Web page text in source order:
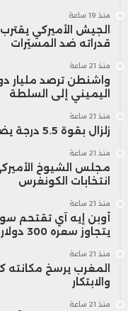
منذ 19 ساعة
قدراته ضد المسيّرات
منذ 21 ساعة
واشنطن ترصد مليار
اليميني إلى السلطة
منذ 21 ساعة
زلزال بقوة 5.5 درجة يضرب منطقة في ألاسكا
منذ 21 ساعة
مجلس الشيوخ
انتخابات الكونغرس
منذ 21 ساعة
أوبن إيه آي تقتحم
يتجاوز سعره 300 دولار
منذ 21 ساعة
المغرب يرسخ مكانته
والابتكار
منذ 21 ساعة